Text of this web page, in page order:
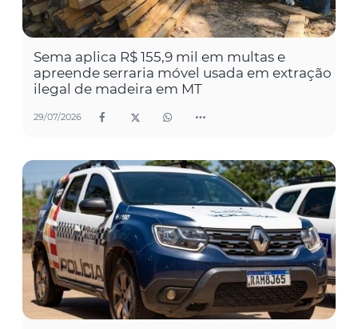
Sema aplica R$ 155,9 mil em multas e
apreende serraria móvel usada em extração
ilegal de madeira em MT
29/07/2026